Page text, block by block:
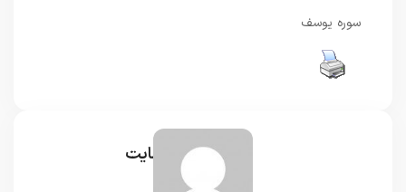
سوره یوسف
مدیر سایت